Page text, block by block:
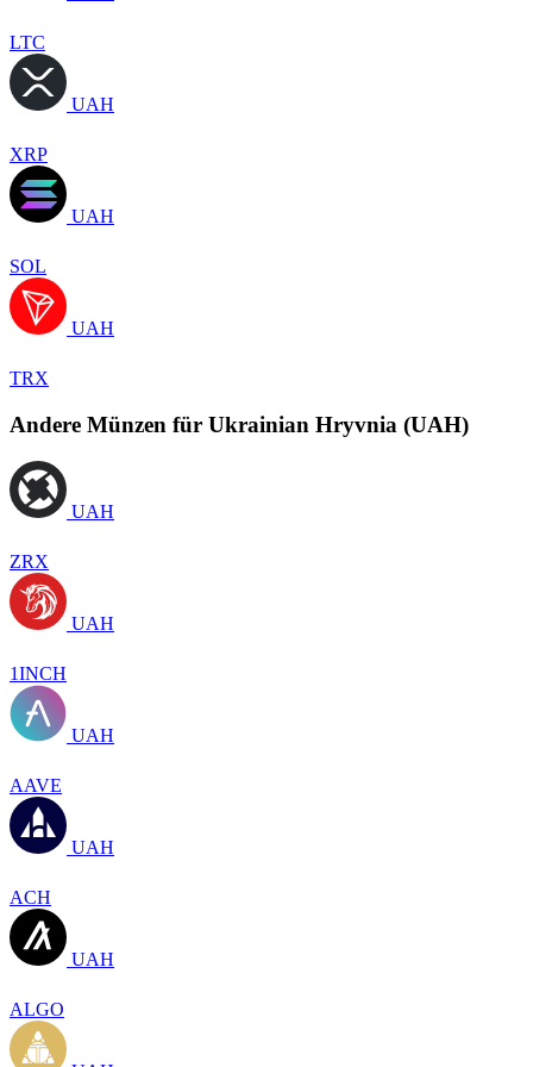
LTC
UAH
XRP
UAH
SOL
UAH
TRX
Andere Münzen für Ukrainian Hryvnia (UAH)
UAH
ZRX
UAH
1INCH
UAH
AAVE
UAH
ACH
UAH
ALGO